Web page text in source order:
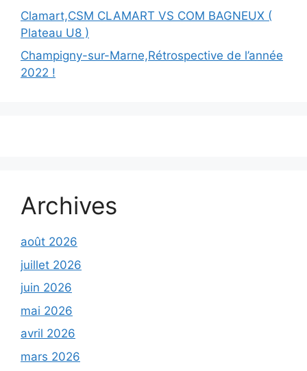
Clamart,CSM CLAMART VS COM BAGNEUX (
Plateau U8 )
Champigny-sur-Marne,Rétrospective de l’année
2022 !
Archives
août 2026
juillet 2026
juin 2026
mai 2026
avril 2026
mars 2026